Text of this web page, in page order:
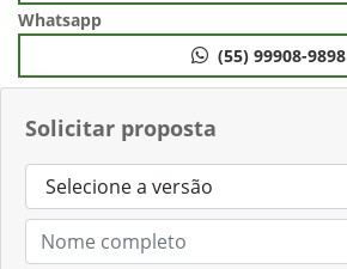
Solicitar proposta
Whatsapp
(55) 99908-9898